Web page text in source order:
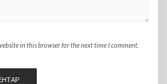
in this browser for the next time I comment.